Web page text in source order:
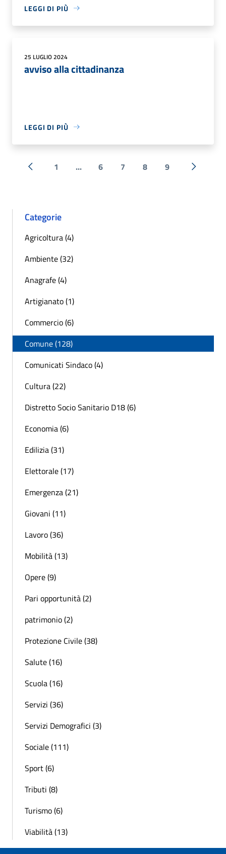
LEGGI DI PIÙ
25 LUGLIO 2024
avviso alla cittadinanza
LEGGI DI PIÙ
« Precedente
1 ... 6 7 8 9
Categorie
Agricoltura (4)
Ambiente (32)
Anagrafe (4)
Artigianato (1)
Commercio (6)
Comune (128)
Comunicati Sindaco (4)
Cultura (22)
Distretto Socio Sanitario D18 (6)
Economia (6)
Edilizia (31)
Elettorale (17)
Emergenza (21)
Giovani (11)
Lavoro (36)
Mobilità (13)
Opere (9)
Pari opportunità (2)
patrimonio (2)
Protezione Civile (38)
Salute (16)
Scuola (16)
Servizi (36)
Servizi Demografici (3)
Sociale (111)
Sport (6)
Tributi (8)
Turismo (6)
Viabilità (13)